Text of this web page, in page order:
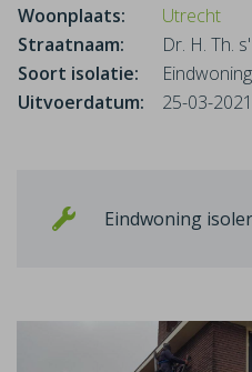
Woonplaats:
Utrecht
Straatnaam:
Dr. H. Th.
Soort isolatie:
Uitvoerdatum:
25-03-2021
Eindwoning